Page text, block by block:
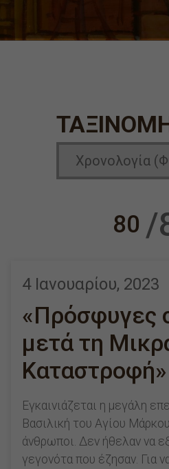
80 /
4 Ιανουαρίου, 2023
«Πρόσφυγες
μετά τη
Καταστροφή»
Εγκαινιάζεται η μεγάλη
Βασιλική του Αγίου
άνθρωποι. Δεν ήθελαν να
γεγονότα που έζησαν. Για